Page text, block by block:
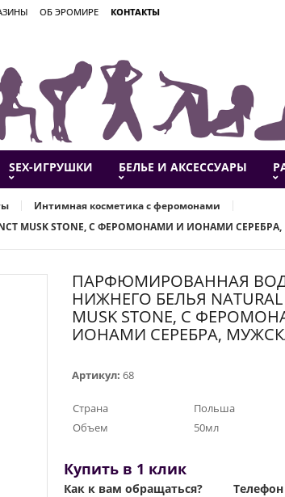
ОБ ЭРОМИРЕ КОНТАКТЫ
SEX-ИГРУШКИ БЕЛЬЕ И АКСЕССУАРЫ
Интимная косметика с феромонами
MUSK STONE, С ФЕРОМОНАМИ И ИОНАМИ
ПАРФЮМИРОВАННАЯ
НИЖНЕГО БЕЛЬЯ NATURAL
MUSK STONE, С
ИОНАМИ СЕРЕБРА,
Артикул: 68
Страна
Польша
Объем
50мл
Купить в 1 клик
Как к вам обращаться? Телефон